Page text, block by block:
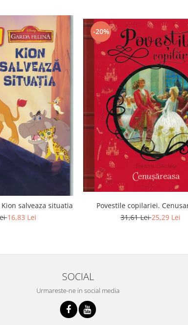
salveaza situatia
16,83 Lei
-20%
Povestile copilariei.
31,61 Lei25,29 Lei
SOCIAL
Urmareste-ne in social media